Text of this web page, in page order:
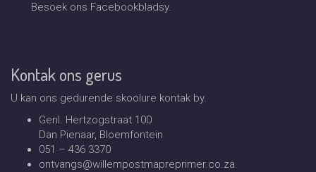
Besoek ons Facebookbladsy.
Kontak ons gerus
U kan ons gedurende skoolure kontak by.
Genl. Hertzogstraat 100
Dan Pienaar, Bloemfontein
051 – 436 3370
ontvangs@willempostmapreprimer.co.za